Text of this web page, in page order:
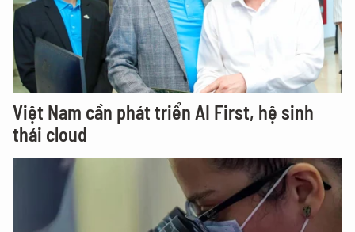
Việt Nam cần phát triển AI First, hệ sinh
thái cloud